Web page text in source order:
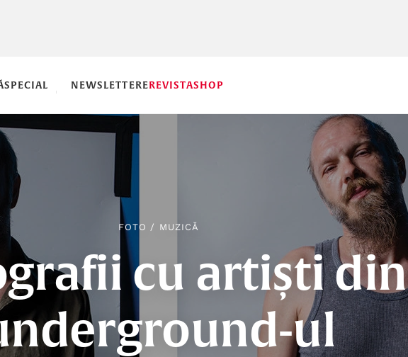
SPECIAL NEWSLETTEREREVISTASHOP
FOTO / MUZICĂ
cu artiști din
ul